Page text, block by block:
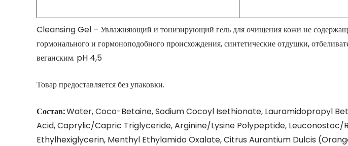
Cleansing Gel – Увлажняющий и тонизирующий гель для очищения кожи не
гормонального и гормоноподобного происхождения, синтетические отдушки,
веганским. pH 4,5
Товар предоставляется без упаковки.
Состав:Water, Coco-Betaine, Sodium Cocoyl Isethionate, Lauramidopropyl
Acid, Caprylic/Capric Triglyceride, Arginine/Lysine Polypeptide,
Ethylhexiglycerin, Menthyl Ethylamido Oxalate, Citrus Aurantium Dulcis